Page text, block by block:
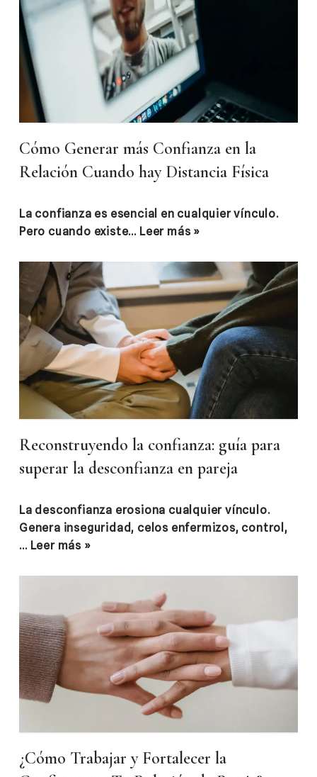
Cómo Generar más Confianza en la
Relación Cuando hay Distancia Física
La confianza es esencial en cualquier vínculo.
Pero cuando existe… Leer más »
Reconstruyendo la confianza: guía para
superar la desconfianza en pareja
La desconfianza erosiona cualquier vínculo.
Genera inseguridad, celos enfermizos, control,
… Leer más »
¿Cómo Trabajar y Fortalecer la